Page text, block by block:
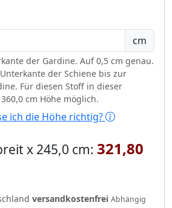
cm
der Gardine. Auf 0,5 cm genau.
der Schiene bis zur
Für diesen Stoff in dieser
cm Höhe möglich.
ich die Höhe richtig?
x 245,0 cm: 321,80
versandkostenfrei Abhängig